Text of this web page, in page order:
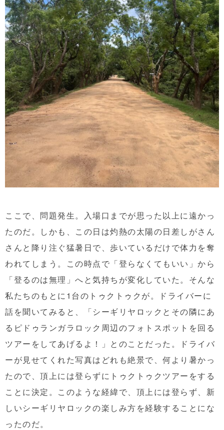
ここで、問題発生。入場口までが思った以上に遠かっ
たのだ。しかも、この日は灼熱の太陽の日差しがさん
さんと降り注ぐ猛暑日で、歩いているだけで体力を奪
われてしまう。この時点で「登らなくてもいい」から
「登るのは無理」へと気持ちが変化していた。そんな
私たちのもとに1台のトゥクトゥクが。ドライバーに
話を聞いてみると、「シーギリヤロックとその隣にあ
るピドゥランガラロック周辺のフォトスポットを回る
ツアーをしてあげるよ！」とのことだった。ドライバ
ーが見せてくれた写真はどれも絶景で、何より暑かっ
たので、頂上には登らずにトゥクトゥクツアーをする
ことに決定。このような経緯で、頂上には登らず、新
しいシーギリヤロックの楽しみ方を経験することにな
ったのだ。